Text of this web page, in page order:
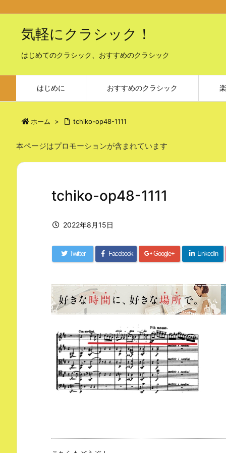
気軽にクラシック！
はじめてのクラシック、おすすめのクラシック
はじめに おすすめのクラシック
ホーム > tchiko-op48-1111
本ページはプロモーションが含まれています
tchiko-op48-1111
2022年8月15日
Twitter Facebook Google+ LinkedIn